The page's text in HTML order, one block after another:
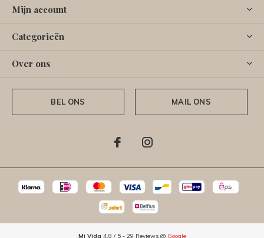
Mijn account
Categorieën
Over ons
BEL ONS MAIL ONS
Mi Vida 4.8 / 5- 29 Reviews @ Google